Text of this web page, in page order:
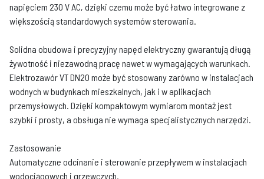
napięciem 230 V AC, dzięki czemu może być łatwo integrowane z
większością standardowych systemów sterowania.
Solidna obudowa i precyzyjny napęd elektryczny gwarantują długą
żywotność i niezawodną pracę nawet w wymagających warunkach.
Elektrozawór VT DN20 może być stosowany zarówno w instalacjach
wodnych w budynkach mieszkalnych, jak i w aplikacjach
przemysłowych. Dzięki kompaktowym wymiarom montaż jest
szybki i prosty, a obsługa nie wymaga specjalistycznych narzędzi.
Zastosowanie
Automatyczne odcinanie i sterowanie przepływem w instalacjach
wodociągowych i grzewczych.